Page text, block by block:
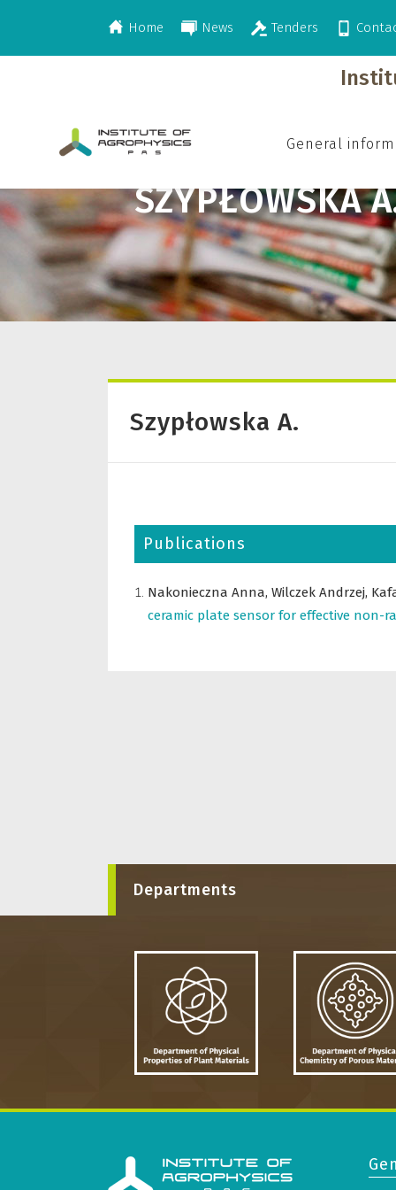
Home News Tenders
General
SZYPŁOWSKA
>Szypłowska A.
Szypłowska A.
Publications
Nakonieczna Anna, Wilczek Andrzej,
ceramic plate sensor for effective non-
Departments